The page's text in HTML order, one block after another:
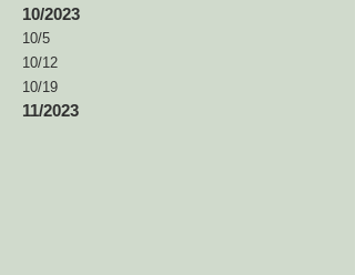
10/2023
10/5
10/12
10/19
11/2023